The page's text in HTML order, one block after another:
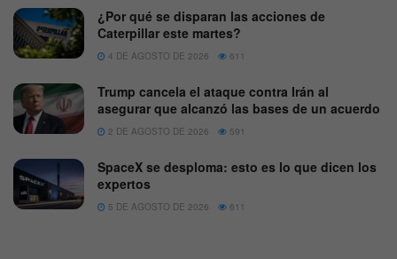
¿Por qué se disparan las acciones de
Caterpillar este martes?
4 DE AGOSTO DE 2026 611
Trump cancela el ataque contra Irán al
asegurar que alcanzó las bases de un acuerdo
2 DE AGOSTO DE 2026 591
SpaceX se desploma: esto es lo que dicen los
expertos
5 DE AGOSTO DE 2026 611